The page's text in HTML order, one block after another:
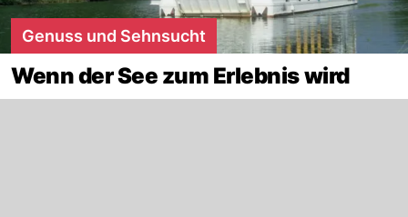
Genuss und Sehnsucht
Wenn der See zum Erlebnis wird